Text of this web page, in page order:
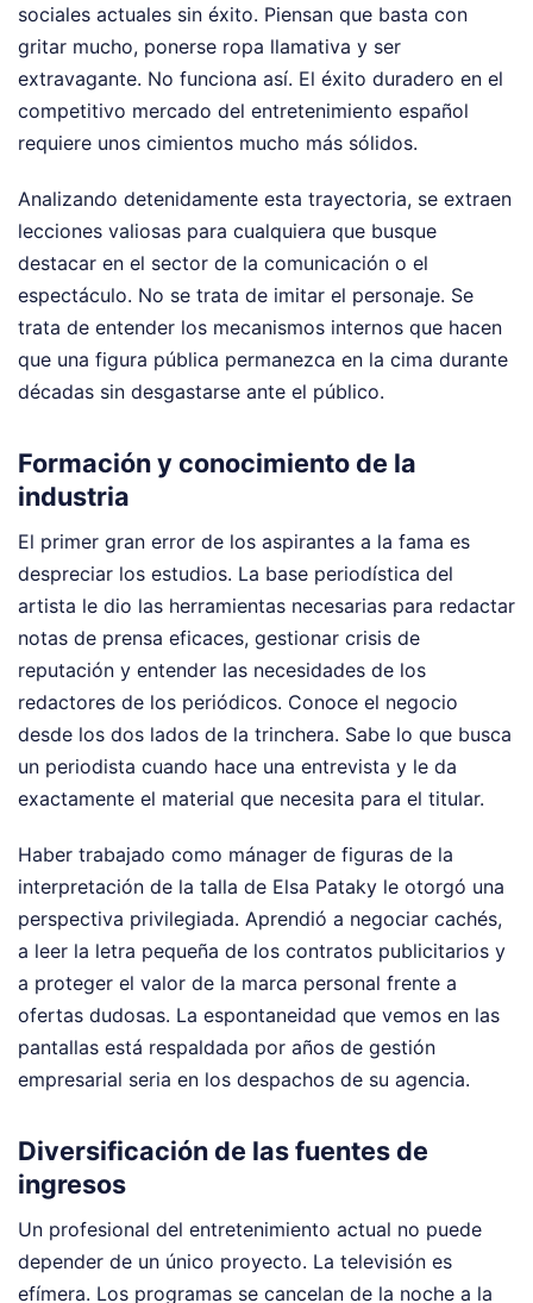
sociales actuales sin éxito. Piensan que basta con
gritar mucho, ponerse ropa llamativa y ser
extravagante. No funciona así. El éxito duradero en el
competitivo mercado del entretenimiento español
requiere unos cimientos mucho más sólidos.
Analizando detenidamente esta trayectoria, se extraen
lecciones valiosas para cualquiera que busque
destacar en el sector de la comunicación o el
espectáculo. No se trata de imitar el personaje. Se
trata de entender los mecanismos internos que hacen
que una figura pública permanezca en la cima durante
décadas sin desgastarse ante el público.
Formación y conocimiento de la
industria
El primer gran error de los aspirantes a la fama es
despreciar los estudios. La base periodística del
artista le dio las herramientas necesarias para redactar
notas de prensa eficaces, gestionar crisis de
reputación y entender las necesidades de los
redactores de los periódicos. Conoce el negocio
desde los dos lados de la trinchera. Sabe lo que busca
un periodista cuando hace una entrevista y le da
exactamente el material que necesita para el titular.
Haber trabajado como mánager de figuras de la
interpretación de la talla de Elsa Pataky le otorgó una
perspectiva privilegiada. Aprendió a negociar cachés,
a leer la letra pequeña de los contratos publicitarios y
a proteger el valor de la marca personal frente a
ofertas dudosas. La espontaneidad que vemos en las
pantallas está respaldada por años de gestión
empresarial seria en los despachos de su agencia.
Diversificación de las fuentes de
ingresos
Un profesional del entretenimiento actual no puede
depender de un único proyecto. La televisión es
efímera. Los programas se cancelan de la noche a la